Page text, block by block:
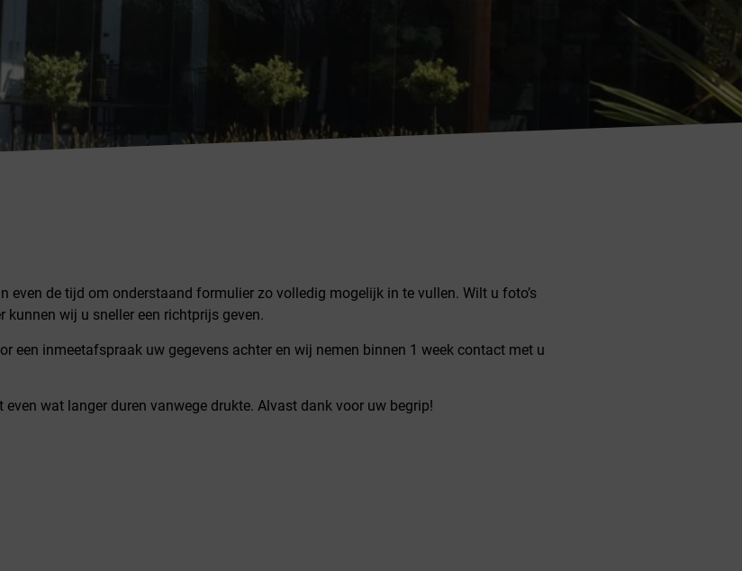
de tijd om onderstaand formulier zo volledig mogelijk in te vullen. Wilt u foto’s
wij u sneller een richtprijs geven.
inmeetafspraak uw gegevens achter en wij nemen binnen 1 week contact met u
wat langer duren vanwege drukte. Alvast dank voor uw begrip!